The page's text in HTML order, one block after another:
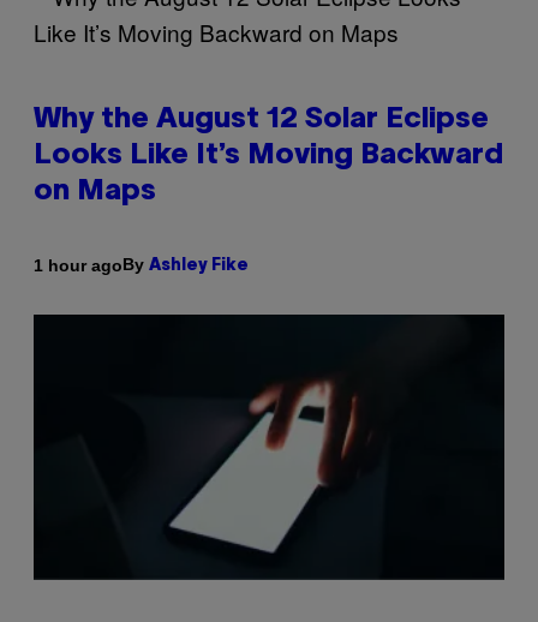
Why the August 12 Solar Eclipse
Looks Like It’s Moving Backward
on Maps
1 hour agoBy Ashley Fike